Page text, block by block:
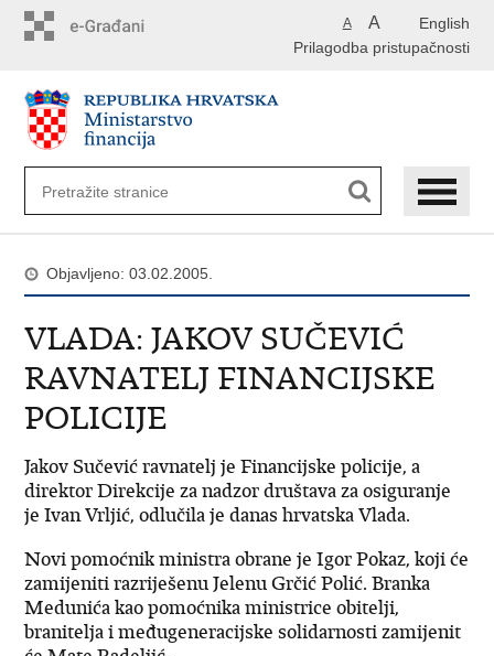
English
A A
Prilagodba pristupačnosti
Objavljeno: 03.02.2005.
VLADA: JAKOV SUČEVIĆ
RAVNATELJ FINANCIJSKE
POLICIJE
Jakov Sučević ravnatelj je Financijske policije, a
direktor Direkcije za nadzor društava za osiguranje
je Ivan Vrljić, odlučila je danas hrvatska Vlada.
Novi pomoćnik ministra obrane je Igor Pokaz, koji će
zamijeniti razriješenu Jelenu Grčić Polić. Branka
Medunića kao pomoćnika ministrice obitelji,
branitelja i međugeneracijske solidarnosti zamijenit